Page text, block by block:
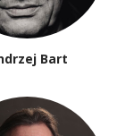
Bart